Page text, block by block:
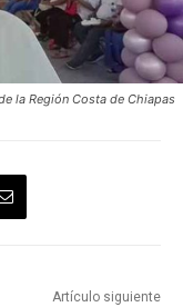
la Región Costa de Chiapas
Artículo siguiente